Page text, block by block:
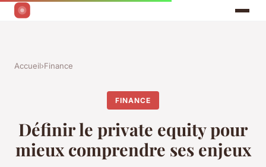
Accueil›Finance
FINANCE
Définir le private equity pour
mieux comprendre ses enjeux